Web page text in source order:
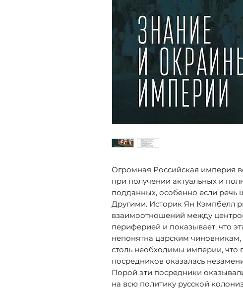
Огромная Российская империя
при получении актуальных и
подданных, особенно если речь
Другими. Историк Ян Кэмпбелл
взаимоотношений между
периферией и показывает, что
непонятна царским
столь необходимы империи, что
посредников оказалась
Порой эти посредники
на всю политику русской